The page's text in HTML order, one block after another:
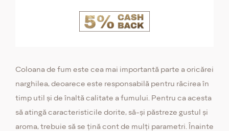
Coloana de fum este cea mai importantă parte a oricărei
narghilea, deoarece este responsabilă pentru răcirea în
timp util și de înaltă calitate a fumului. Pentru ca acesta
să atingă caracteristicile dorite, să-și păstreze gustul și
aroma, trebuie să se țină cont de mulți parametri. Înainte